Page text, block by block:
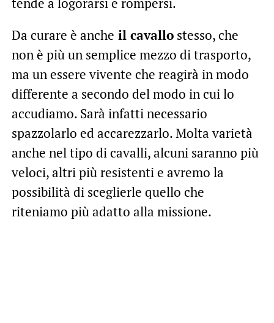
Da curare è anche il cavallostesso, che
non è più un semplice mezzo di trasporto,
ma un essere vivente che reagirà in modo
differente a secondo del modo in cui lo
accudiamo. Sarà infatti necessario
spazzolarlo ed accarezzarlo. Molta varietà
anche nel tipo di cavalli, alcuni saranno più
veloci, altri più resistenti e avremo la
possibilità di sceglierle quello che
riteniamo più adatto alla missione.